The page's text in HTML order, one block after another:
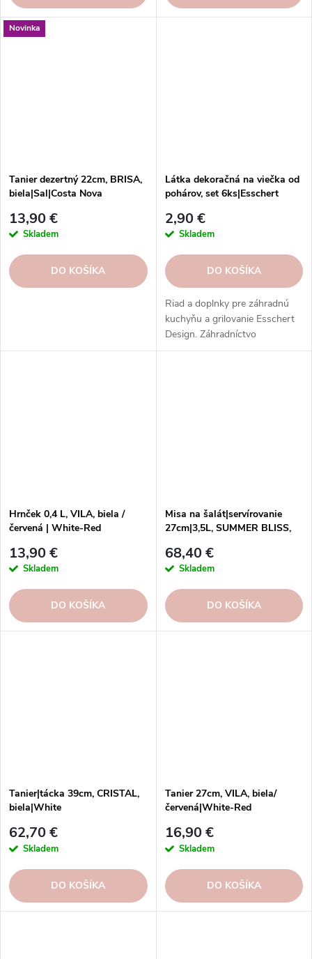
Novinka
Tanier dezertný 22cm, BRISA,
biela|Sal|Costa Nova
13,90 €
Skladem
DO KOŠÍKA
Látka dekoračná na viečka od
pohárov, set 6ks|Esschert
2,90 €
Skladem
DO KOŠÍKA
Riad a doplnky pre záhradnú
kuchyňu a grilovanie Esschert
Design. Záhradníctvo
inšpirované prírodou. Kvalitné a
Hrnček 0,4 L, VILA, biela /
červená | White-Red
13,90 €
Skladem
DO KOŠÍKA
Misa na šalát|servírovanie
27cm|3,5L, SUMMER BLISS,
68,40 €
Skladem
DO KOŠÍKA
Tanier|tácka 39cm, CRISTAL,
biela|White
62,70 €
Skladem
DO KOŠÍKA
Tanier 27cm, VILA, biela/
červená|White-Red
16,90 €
Skladem
DO KOŠÍKA